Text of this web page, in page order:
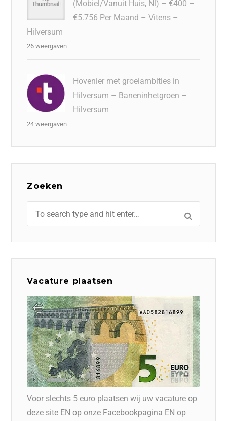
(Mobiel/Vanuit Huis, Nl) – €400 –
€5.756 Per Maand – Vitens –
Hilversum
26 weergaven
Hovenier met groeiambities in
Hilversum – Baneninhetgroen –
Hilversum
24 weergaven
Zoeken
Vacature plaatsen
Voor slechts 5 euro plaatsen wij uw vacature op
deze site EN op onze Facebookpagina EN op